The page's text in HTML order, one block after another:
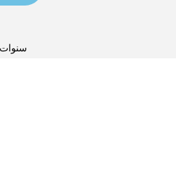
3-6 سنوات